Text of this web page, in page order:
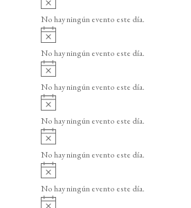
o
v
i
o
No hay ningún evento este día.
v
i
o
No hay ningún evento este día.
v
i
o
No hay ningún evento este día.
v
i
o
No hay ningún evento este día.
v
i
o
No hay ningún evento este día.
v
i
No hay ningún evento este día.